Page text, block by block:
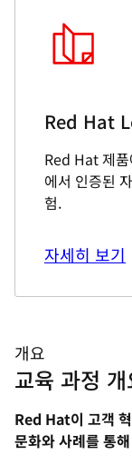
개요
교육 과정 개
Red Hat이 고객
문화와 사례를 통
Red Hat
Red Hat 제품
에서 인증된
험.
자세히 보기